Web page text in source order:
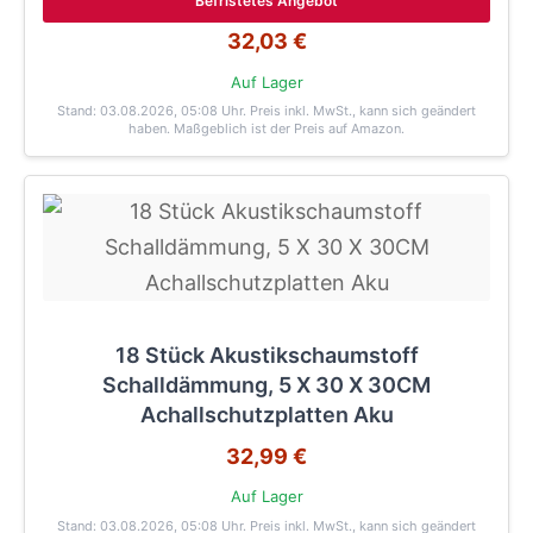
32,03 €
Auf Lager
Stand: 03.08.2026, 05:08 Uhr. Preis inkl. MwSt., kann sich geändert
haben. Maßgeblich ist der Preis auf Amazon.
18 Stück Akustikschaumstoff
Schalldämmung, 5 X 30 X 30CM
Achallschutzplatten Aku
32,99 €
Auf Lager
Stand: 03.08.2026, 05:08 Uhr. Preis inkl. MwSt., kann sich geändert